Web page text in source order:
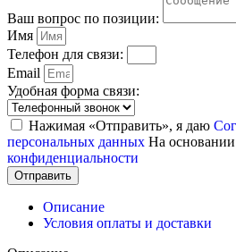
Ваш вопрос по позиции:
Имя
Телефон для связи:
Email
Удобная форма связи:
Нажимая «Отправить», я даю
персональных данных На основании
конфиденциальности
Отправить
Описание
Условия оплаты и доставки